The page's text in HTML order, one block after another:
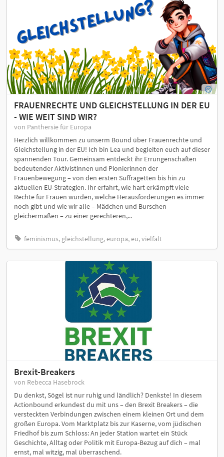
FRAUENRECHTE UND GLEICHSTELLUNG IN DER EU
- WIE WEIT SIND WIR?
von Panthersie für Europa
Herzlich willkommen zu unserm Bound über Frauenrechte und
Gleichstellung in der EU! Ich bin Lea und begleiten euch auf dieser
spannenden Tour. Gemeinsam entdeckt ihr Errungenschaften
bedeutender Aktivistinnen und Pionierinnen der
Frauenbewegung – von den ersten Suffragetten bis hin zu
aktuellen EU-Strategien. Ihr erfahrt, wie hart erkämpft viele
Rechte für Frauen wurden, welche Herausforderungen es immer
noch gibt und wie wir alle – Mädchen und Burschen
gleichermaßen – zu einer gerechteren,...
feminismus, gleichstellung, europa, eu, vielfalt
Brexit-Breakers
von Rebecca Hasebrock
Du denkst, Sögel ist nur ruhig und ländlich? Denkste! In diesem
Actionbound erkundest du mit uns – den Brexit Breakers – die
versteckten Verbindungen zwischen einem kleinen Ort und dem
großen Europa. Vom Marktplatz bis zur Kaserne, vom jüdischen
Friedhof bis zum Schloss: An jeder Station wartet ein Stück
Geschichte, Alltag oder Politik mit Europa-Bezug auf dich – mal
ernst, mal witzig, mal überraschend.